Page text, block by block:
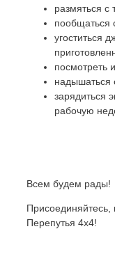
размяться с
пообщаться
угоститься
посмотреть
надышаться
зарядиться
рабочую
Всем будем рады!
Перепутья 4х4!